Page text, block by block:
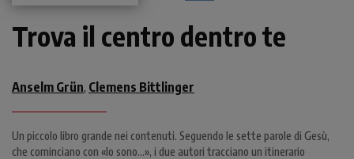
Trova il centro dentro te
Anselm Grün, Clemens Bittlinger
Un piccolo libro grande nei contenuti. Seguendo le sette parole di Gesù,
che cominciano con «Io sono...», i due autori tracciano un itinerario